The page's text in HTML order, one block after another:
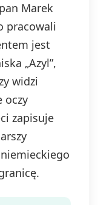
Marek
pracowali
jest
„Azyl”,
widzi
oczy
zapisuje